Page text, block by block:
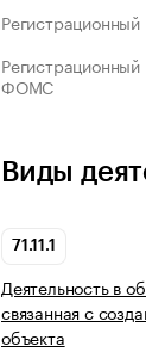
ФОМС
Виды
71.11.1
Деятельность в
связанная с
объекта